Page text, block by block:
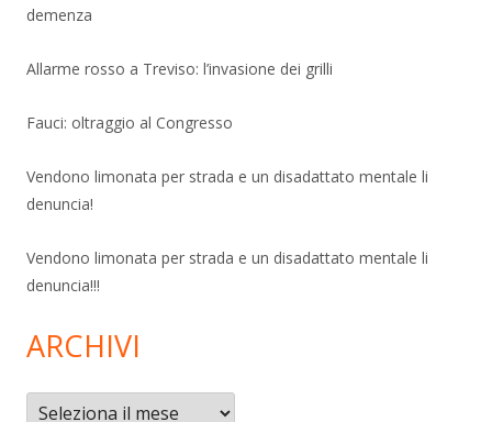
demenza
Allarme rosso a Treviso: l’invasione dei grilli
Fauci: oltraggio al Congresso
Vendono limonata per strada e un disadattato mentale li
denuncia!
Vendono limonata per strada e un disadattato mentale li
denuncia!!!
ARCHIVI
Archivi